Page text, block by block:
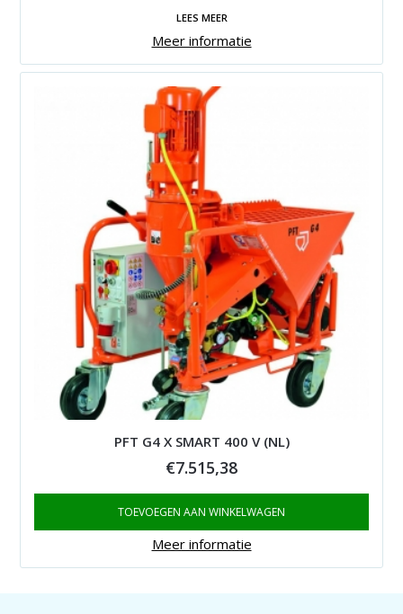
LEES MEER
Meer informatie
PFT G4 X SMART 400 V (NL)
€7.515,38
TOEVOEGEN AAN WINKELWAGEN
Meer informatie